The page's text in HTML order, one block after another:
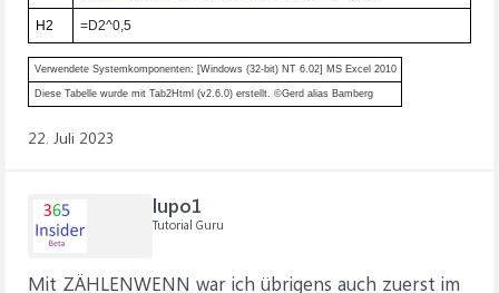
H2 =D2^0,5
Verwendete Systemkomponenten: [Windows (32-bit) NT 6.02] MS Excel 2010
Diese Tabelle wurde mit Tab2Html (v2.6.0) erstellt. ©Gerd alias Bamberg
22. Juli 2023
lupo1
Tutorial Guru
Mit ZÄHLENWENN war ich übrigens auch zuerst im